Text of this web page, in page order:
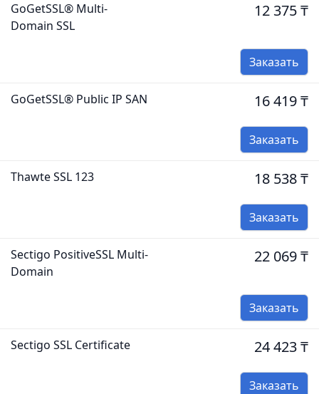
GoGetSSL® Multi-
Domain SSL
12 375 ₸
Заказать
GoGetSSL® Public IP SAN 16 419 ₸
Заказать
Thawte SSL 123 18 538 ₸
Заказать
Sectigo PositiveSSL Multi-
Domain
22 069 ₸
Заказать
Sectigo SSL Certificate 24 423 ₸
Заказать